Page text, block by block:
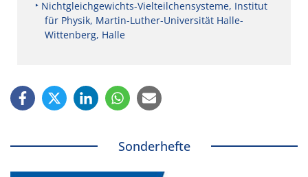
Nichtgleichgewichts-Vielteilchensysteme, Institut
für Physik, Martin-Luther-Universität Halle-
Wittenberg, Halle
Sonderhefte